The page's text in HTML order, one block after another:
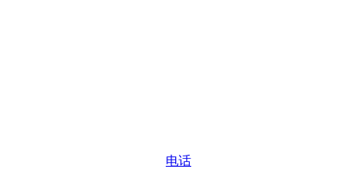
电话